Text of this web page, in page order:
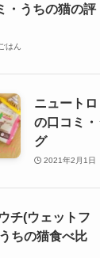
・うちの猫の評
はん
ニュート
の口コミ
グ
2021年2月1日
チ(ウェットフ
ちの猫食べ比